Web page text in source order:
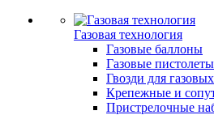
Газовая технология
Газовые баллоны
Газовые пистолеты
Гвозди для
Крепежные и
Пристрелочные